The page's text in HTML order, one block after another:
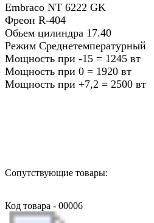
Embraco NT 6222 GK
Фреон R-404
Обьем цилиндра 17.40
Режим Среднетемпературный
Мощность при -15 = 1245 вт
Мощность при 0 = 1920 вт
Мощность при +7,2 = 2500 вт
Сопутствующие товары:
Код товара - 00006